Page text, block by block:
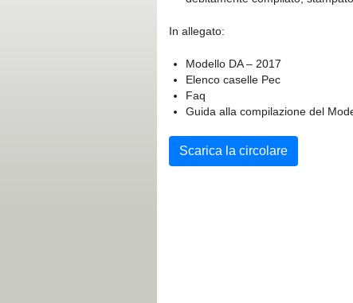
In allegato:
Modello DA – 2017
Elenco caselle Pec
Faq
Guida alla compilazione del
Scarica la circolare